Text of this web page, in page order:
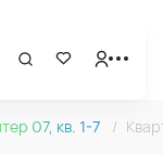
1, этаж 6,№060
07, кв. 1-7